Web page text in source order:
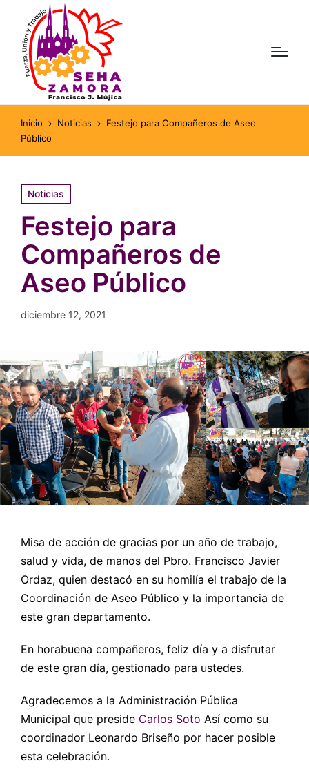
Inicio Noticias
Festejo para Compañeros de Aseo
Público
Publicado
en
Noticias
Festejo para
Compañeros de
Aseo Público
diciembre 12, 2021
Misa de acción de gracias por un año de trabajo,
salud y vida, de manos del Pbro. Francisco Javier
Ordaz, quien destacó en su homilía el trabajo de la
Coordinación de Aseo Público y la importancia de
este gran departamento.
En horabuena compañeros, feliz día y a disfrutar
de este gran día, gestionado para ustedes.
Agradecemos a la Administración Pública
Municipal que preside Carlos Soto Así como su
coordinador Leonardo Briseño por hacer posible
esta celebración.